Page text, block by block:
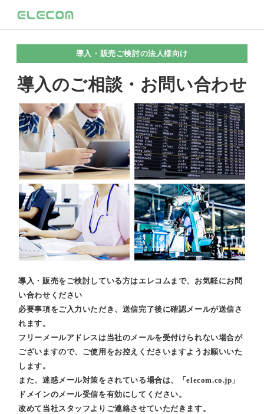
導入・販売ご検討の法人様向け
導入のご相談・お問い合わせ
導入・販売をご検討している方はエレコムまで、お気軽にお問
い合わせください
必要事項をご入力いただき、送信完了後に確認メールが送信さ
れます。
フリーメールアドレスは当社のメールを受付けられない場合が
ございますので、ご使用をお控えくださいますようお願いいた
します。
また、迷惑メール対策をされている場合は、「elecom.co.jp」
ドメインのメール受信を有効にしてください。
改めて当社スタッフよりご連絡させていただきます。